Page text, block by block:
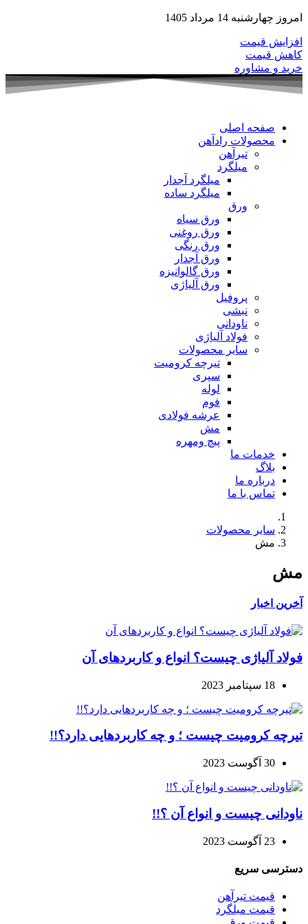
امروز چهارشنبه 14 مرداد 1405
افزایش قیمت
کاهش قیمت
خرید و مشاوره
صفحه اصلی
محصولات رادآهن
تیرآهن
میلگرد
میلگرد آجدار
میلگرد ساده
ورق
ورق سیاه
ورق روغنی
ورق رنگی
ورق آجدار
ورق گالوانیزه
ورق آلیاژی
پروفیل
نبشی
ناودانی
فولاد آلیاژی
سایر محصولات
تیرچه کرومیت
سپری
لوله
فوم
عرشه فولادی
مش
پیچ ومهره
خدمات ما
بلاگ
درباره ما
تماس با ما
سایر محصولات
مش
مش
آخرین اخبار
فولاد آلیاژی چیست؟ انواع و کاربردهای آن
18 سپتامبر 2023
تیرچه کرومیت چیست ؛ و چه کاربردهایی دارد؟!!
30 آگوست 2023
ناودانی چیست و انواع آن ؟!!
23 آگوست 2023
دسترسی سریع
قیمت تیرآهن
قیمت میلگرد